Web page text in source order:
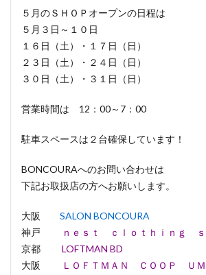
５月のＳＨＯＰオープンの日程は
５月３日～１０日
１６日（土）・１７日（日）
２３日（土）・２４日（日）
３０日（土）・３１日（日）
営業時間は 12：00～7：00
駐車スペースは２台確保しています！
BONCOURAへのお問い合わせは
下記お取扱店の方へお願いします。
大阪 SALON BONCOURA
神戸
ｎｅｓｔ ｃｌｏｔｈｉｎｇ ｓ
京都 LOFTMAN BD
大阪
ＬＯＦＴＭＡＮ ＣＯＯＰ ＵＭ